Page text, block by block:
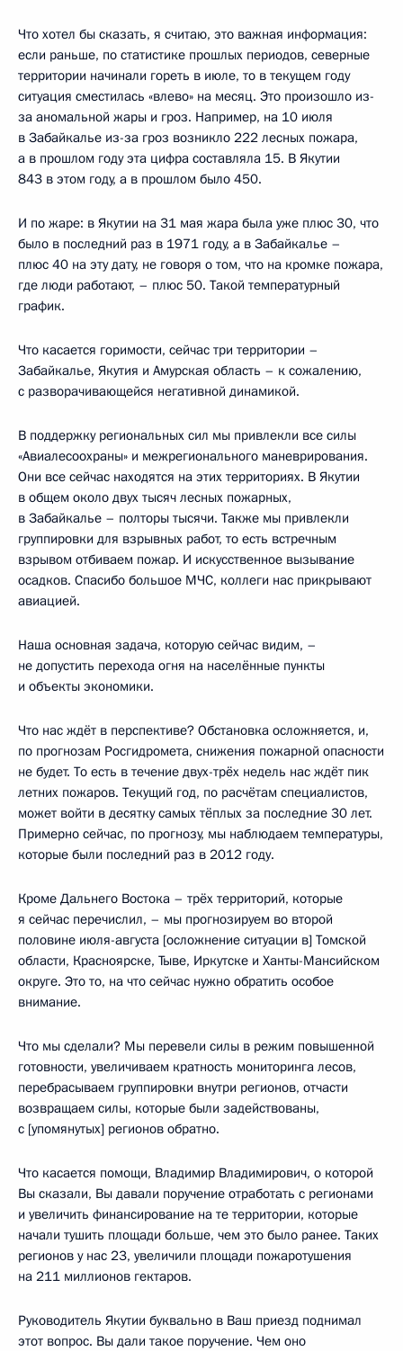
Что хотел бы сказать, я считаю, это важная информация:
если раньше, по статистике прошлых периодов, северные
территории начинали гореть в июле, то в текущем году
ситуация сместилась «влево» на месяц. Это произошло из-
за аномальной жары и гроз. Например, на 10 июля
в Забайкалье из-за гроз возникло 222 лесных пожара,
а в прошлом году эта цифра составляла 15. В Якутии
843 в этом году, а в прошлом было 450.
И по жаре: в Якутии на 31 мая жара была уже плюс 30, что
было в последний раз в 1971 году, а в Забайкалье –
плюс 40 на эту дату, не говоря о том, что на кромке пожара,
где люди работают, – плюс 50. Такой температурный
график.
Что касается горимости, сейчас три территории –
Забайкалье, Якутия и Амурская область – к сожалению,
с разворачивающейся негативной динамикой.
В поддержку региональных сил мы привлекли все силы
«Авиалесоохраны» и межрегионального маневрирования.
Они все сейчас находятся на этих территориях. В Якутии
в общем около двух тысяч лесных пожарных,
в Забайкалье – полторы тысячи. Также мы привлекли
группировки для взрывных работ, то есть встречным
взрывом отбиваем пожар. И искусственное вызывание
осадков. Спасибо большое МЧС, коллеги нас прикрывают
авиацией.
Наша основная задача, которую сейчас видим, –
не допустить перехода огня на населённые пункты
и объекты экономики.
Что нас ждёт в перспективе? Обстановка осложняется, и,
по прогнозам Росгидромета, снижения пожарной опасности
не будет. То есть в течение двух-трёх недель нас ждёт пик
летних пожаров. Текущий год, по расчётам специалистов,
может войти в десятку самых тёплых за последние 30 лет.
Примерно сейчас, по прогнозу, мы наблюдаем температуры,
которые были последний раз в 2012 году.
Кроме Дальнего Востока – трёх территорий, которые
я сейчас перечислил, – мы прогнозируем во второй
половине июля-августа [осложнение ситуации в] Томской
области, Красноярске, Тыве, Иркутске и Ханты-Мансийском
округе. Это то, на что сейчас нужно обратить особое
внимание.
Что мы сделали? Мы перевели силы в режим повышенной
готовности, увеличиваем кратность мониторинга лесов,
перебрасываем группировки внутри регионов, отчасти
возвращаем силы, которые были задействованы,
с [упомянутых] регионов обратно.
Что касается помощи, Владимир Владимирович, о которой
Вы сказали, Вы давали поручение отработать с регионами
и увеличить финансирование на те территории, которые
начали тушить площади больше, чем это было ранее. Таких
регионов у нас 23, увеличили площади пожаротушения
на 211 миллионов гектаров.
Руководитель Якутии буквально в Ваш приезд поднимал
этот вопрос. Вы дали такое поручение. Чем оно